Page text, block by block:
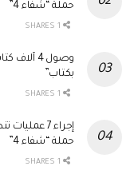
حملة “شفاء 4”
وصول 4
بكتاب”
إجراء 7
حملة “شفاء 4”